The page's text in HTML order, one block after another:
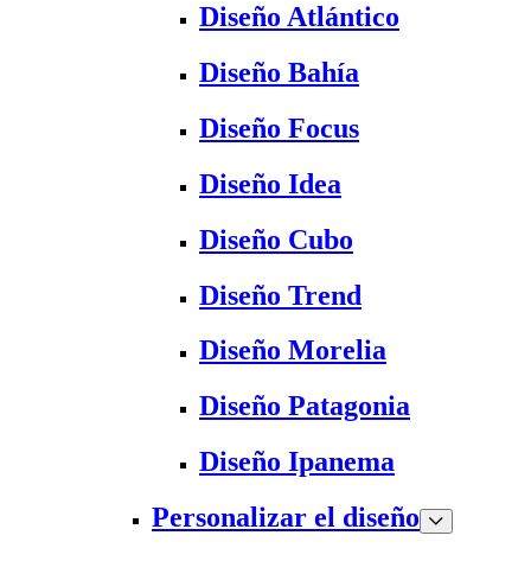
Diseño Atlántico
Diseño Bahía
Diseño Focus
Diseño Idea
Diseño Cubo
Diseño Trend
Diseño Morelia
Diseño Patagonia
Diseño Ipanema
Personalizar el diseño